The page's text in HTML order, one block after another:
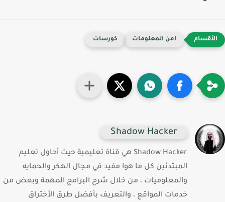
امن المعلومات كورسات
Shadow Hacker
Shadow Hacker هي قناة تعليمية حيث أحاول تعليم
المبتدئين كل ما هوا مفيد في مجال الهكر والحمايه
والمعلوميات ، من خلال شرح البرامج المهمة وبعض من
خدمات المواقع ، والتعريف بأفضل طرق الأختراق